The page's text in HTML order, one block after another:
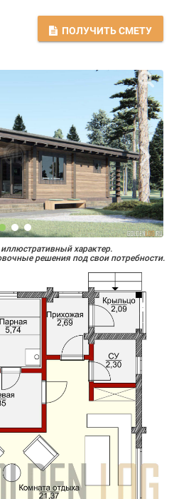
ПОЛУЧИТЬ СМЕТУ
характер.
решения под свои потребности.